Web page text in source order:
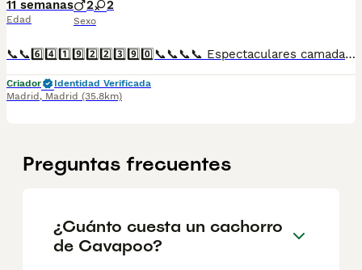
11 semanas
Edad
2 2
Sexo
📞📞6️⃣4️⃣1️⃣9️⃣2️⃣2️⃣3️⃣9️⃣0️⃣📞📞📞📞 Espectaculares camadas de perritos de machos y hembras de cavapoo nacionales descendientes de las mejores líneas de sangre. Disponibles tanto hembras como machos. Las camadas están bajo supervisión veterinaria desde su nacimiento hasta que son entregadas a su nueva familia. Criados por un equipo de profesionales y mejores personas que, con más de 20 años de experiencia , cuidan a los animales por vocación, aplicando una cría ética y responsable para que cada cachorro se desarrolle con la mejor salud y con un buen temperamento. Todos los cachorritos se entregan con unos dos meses y medio de edad y sus vacunas correspondientes, desparasitados interna y externamente, con certificado de salud, y garantía tanto por enfermedad vírica como congénito genética. Posibilidad de entregar en toda España mediante transporte propio preparado para animales y con chofer privado. Los precios pueden variar según las características y morfología de cada cachorro. Añádenos al whats app o llámanos, y encantados atenderemos todas tus dudas y consultas. Teléfono / Whats app: 641 92 23 90
Criador
Identidad Verificada
Madrid , Madrid (35.8km)
Preguntas frecuentes
¿Cuánto cuesta un cachorro
de Cavapoo?